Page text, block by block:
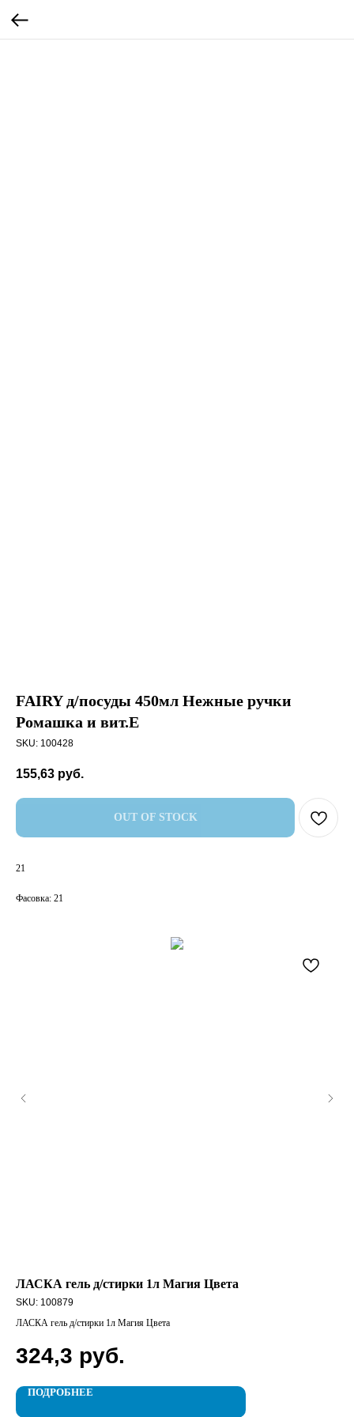
FAIRY д/посуды 450мл Нежные ручки
Ромашка и вит.Е
SKU: 100428
155,63 руб.
OUT OF STOCK
21
Фасовка: 21
ЛАСКА гель д/стирки 1л Магия Цвета
SKU: 100879
ЛАСКА гель д/стирки 1л Магия Цвета
324,3 руб.
ПОДРОБНЕЕ